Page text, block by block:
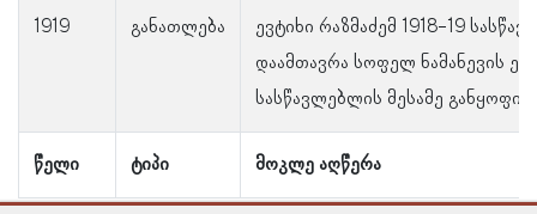
წელი ტიპი მოკლე აღწერა
1919 განათლება
ევტიხი რაზმაძემ 1918-19
დაამთავრა სოფელ ნამანევის
სასწავლებლის მესამე